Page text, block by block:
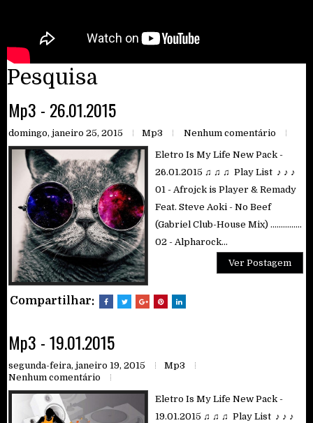
Pesquisa
Mp3 - 26.01.2015
domingo, janeiro 25, 2015 Mp3 Nenhum comentário
Eletro Is My Life New Pack -
26.01.2015 ♫ ♫ ♫ Play List ♪ ♪ ♪
01 - Afrojck is Player & Remady
Feat. Steve Aoki - No Beef
(Gabriel Club-House Mix) ...............
02 - Alpharock...
Ver Postagem
Compartilhar:
Mp3 - 19.01.2015
segunda-feira, janeiro 19, 2015
Mp3
Nenhum comentário
Eletro Is My Life New Pack -
19.01.2015 ♫ ♫ ♫ Play List ♪ ♪ ♪